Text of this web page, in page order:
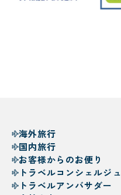
海外旅行
国内旅行
お客様からのお便り
トラベルコンシェルジュ
トラベルアンバサダー